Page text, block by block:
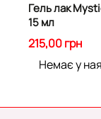
Гель лак
15 мл
215,00 грн
Немає у